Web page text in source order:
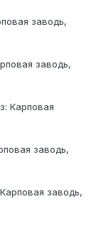
заводь,
заводь,
Карповая
заводь,
заводь,